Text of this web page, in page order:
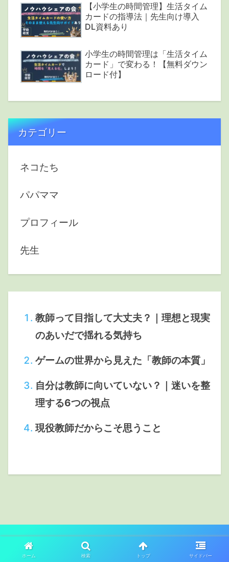
【小学生の時間管理】生活タイム
カードの指導法｜先生向け導入
DL資料あり
小学生の時間管理は「生活タイム
カード」で変わる！【無料ダウン
ロード付】
カテゴリー
ネコたち
パパママ
プロフィール
先生
教師って目指して大丈夫？｜理想と現実
のあいだで揺れる気持ち
ゲームの世界から見えた「教師の本質」
自分は教師に向いていない？｜迷いを整
理する6つの視点
現役教師だからこそ思うこと
プライバシーポリシー
ホーム 検索 トップ サイドバー